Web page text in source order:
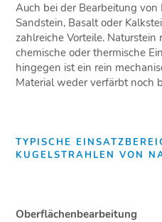
Auch bei der Bearbeitung
Sandstein, Basalt oder
zahlreiche Vorteile.
chemische oder thermische
hingegen ist ein rein
Material weder verfärbt noch
TYPISCHE
KUGELSTRAHLEN VON
Oberflächenbearbeitung